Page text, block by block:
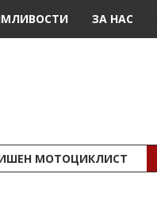
ЗА НАС
МОТОЦИКЛИСТ